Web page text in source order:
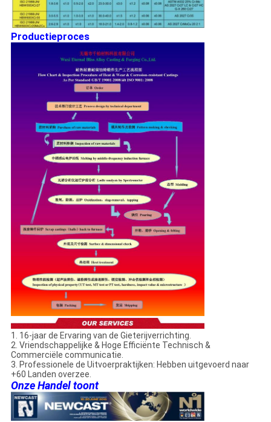
Productieproces
1. 16-jaar de Ervaring van de Gieterijverrichting.
2. Vriendschappelijke & Hoge Efficiënte Technisch &
Commerciële communicatie.
3. Professionele de Uitvoerpraktijken: Hebben uitgevoerd naar
+60 Landen overzee.
Onze Handel toont